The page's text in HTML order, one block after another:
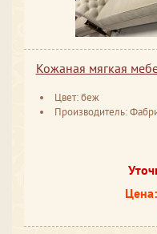
Кожаная мягкая
Цвет: беж
Производитель: